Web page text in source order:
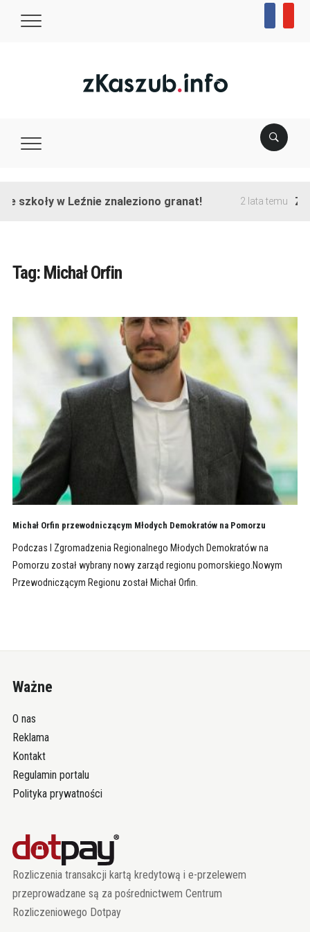
szkoły w Leźnie znaleziono granat! 2 lata temu
Tag: Michał Orfin
Michał Orfin przewodniczącym Młodych Demokratów na Pomorzu
Podczas I Zgromadzenia Regionalnego Młodych Demokratów na
Pomorzu został wybrany nowy zarząd regionu pomorskiego.Nowym
Przewodniczącym Regionu został Michał Orfin.
Ważne
O nas
Reklama
Kontakt
Regulamin portalu
Polityka prywatności
Rozliczenia transakcji kartą kredytową i e-przelewem
przeprowadzane są za pośrednictwem Centrum
Rozliczeniowego Dotpay